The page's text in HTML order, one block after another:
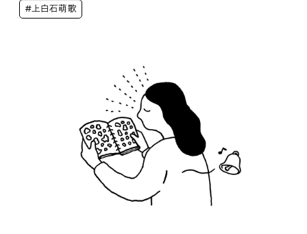
#上白石萌歌